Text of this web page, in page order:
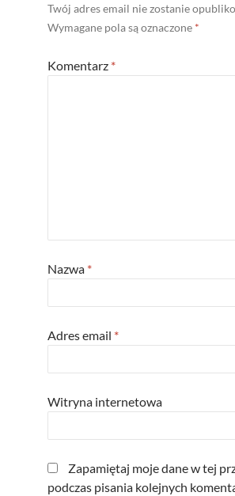
Twój adres email nie zostanie
Wymagane pola są oznaczone *
Komentarz *
Nazwa *
Adres email *
Witryna internetowa
Zapamiętaj moje dane w tej
podczas pisania kolejnych